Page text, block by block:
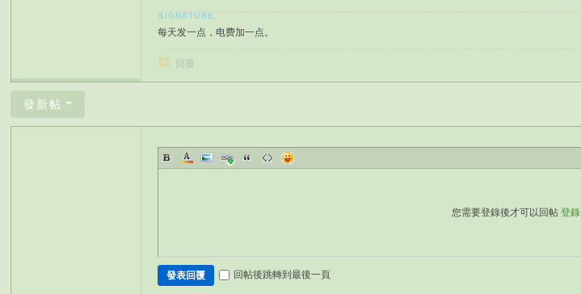
每天发一点，电费加一点。
回覆
發新帖
您需要登錄後才可以回帖登錄
發表回覆 回帖後跳轉到最後一頁